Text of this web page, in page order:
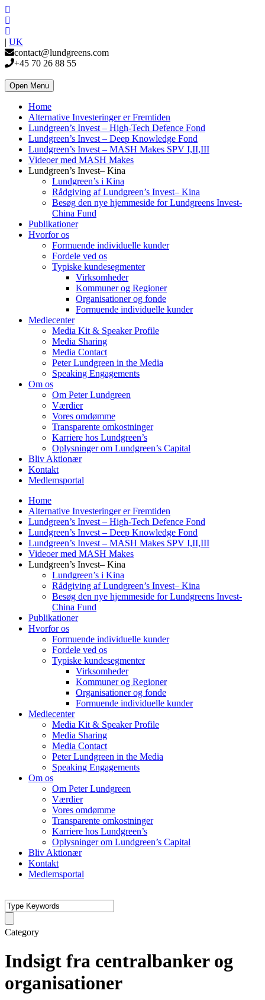
| UK
contact@lundgreens.com
+45 70 26 88 55
Open Menu
Home
Alternative Investeringer er Fremtiden
Lundgreen’s Invest – High-Tech Defence Fond
Lundgreen’s Invest – Deep Knowledge Fond
Lundgreen’s Invest – MASH Makes SPV I,II,III
Videoer med MASH Makes
Lundgreen’s Invest– Kina
Lundgreen’s i Kina
Rådgiving af Lundgreen’s Invest– Kina
Besøg den nye hjemmeside for Lundgreens Invest-
China Fund
Publikationer
Hvorfor os
Formuende individuelle kunder
Fordele ved os
Typiske kundesegmenter
Virksomheder
Kommuner og Regioner
Organisationer og fonde
Formuende individuelle kunder
Mediecenter
Media Kit & Speaker Profile
Media Sharing
Media Contact
Peter Lundgreen in the Media
Speaking Engagements
Om os
Om Peter Lundgreen
Værdier
Vores omdømme
Transparente omkostninger
Karriere hos Lundgreen’s
Oplysninger om Lundgreen’s Capital
Bliv Aktionær
Kontakt
Medlemsportal
Home
Alternative Investeringer er Fremtiden
Lundgreen’s Invest – High-Tech Defence Fond
Lundgreen’s Invest – Deep Knowledge Fond
Lundgreen’s Invest – MASH Makes SPV I,II,III
Videoer med MASH Makes
Lundgreen’s Invest– Kina
Lundgreen’s i Kina
Rådgiving af Lundgreen’s Invest– Kina
Besøg den nye hjemmeside for Lundgreens Invest-
China Fund
Publikationer
Hvorfor os
Formuende individuelle kunder
Fordele ved os
Typiske kundesegmenter
Virksomheder
Kommuner og Regioner
Organisationer og fonde
Formuende individuelle kunder
Mediecenter
Media Kit & Speaker Profile
Media Sharing
Media Contact
Peter Lundgreen in the Media
Speaking Engagements
Om os
Om Peter Lundgreen
Værdier
Vores omdømme
Transparente omkostninger
Karriere hos Lundgreen’s
Oplysninger om Lundgreen’s Capital
Bliv Aktionær
Kontakt
Medlemsportal
Category
Indsigt fra centralbanker og
organisationer